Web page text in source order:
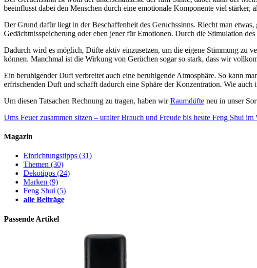
beeinflusst dabei den Menschen durch eine emotionale Komponente viel
Der Grund dafür liegt in der Beschaffenheit des Geruchssinns. Riecht man
Gedächtnisspeicherung oder eben jener für Emotionen. Durch die Stimulation
Dadurch wird es möglich, Düfte aktiv einzusetzen, um die eigene Stimmung zu
können. Manchmal ist die Wirkung von Gerüchen sogar so stark, dass wir
Ein beruhigender Duft verbreitet auch eine beruhigende Atmosphäre. So kann
erfrischenden Duft und schafft dadurch eine Sphäre der Konzentration. Wie
Um diesen Tatsachen Rechnung zu tragen, haben wirRaumdüfte neu in unser
Ums Feuer zusammen sitzen – uralter Brauch und Freude bis heute Feng Shui im
Magazin
Einrichtungstipps (31)
Themen (30)
Dekotipps (24)
Marken (9)
Feng Shui (5)
alle Beiträge
Passende Artikel